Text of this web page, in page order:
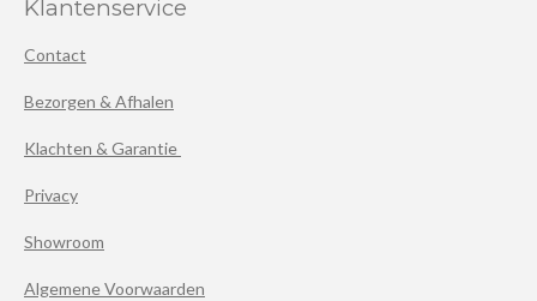
Klantenservice
Contact
Bezorgen & Afhalen
Klachten & Garantie
Privacy
Showroom
Algemene Voorwaarden